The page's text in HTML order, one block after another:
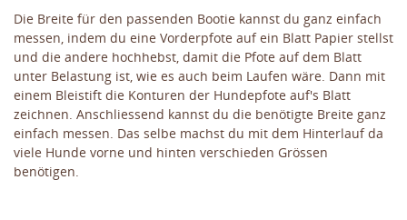
Die Breite für den passenden Bootie kannst du ganz einfach
messen, indem du eine Vorderpfote auf ein Blatt Papier stellst
und die andere hochhebst, damit die Pfote auf dem Blatt
unter Belastung ist, wie es auch beim Laufen wäre. Dann mit
einem Bleistift die Konturen der Hundepfote auf's Blatt
zeichnen. Anschliessend kannst du die benötigte Breite ganz
einfach messen. Das selbe machst du mit dem Hinterlauf da
viele Hunde vorne und hinten verschieden Grössen
benötigen.